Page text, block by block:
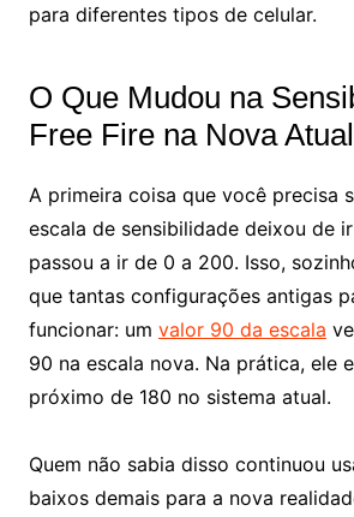
para diferentes tipos de celular.
O Que Mudou na
Free Fire na Nova
A primeira coisa que você precisa
escala de sensibilidade deixou de
passou a ir de 0 a 200. Isso,
que tantas configurações antigas
funcionar: um valor 90 da escala
90 na escala nova. Na prática, ele
próximo de 180 no sistema atual.
Quem não sabia disso continuou
baixos demais para a nova